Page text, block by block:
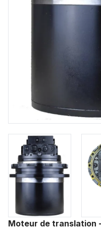
Moteur de translation